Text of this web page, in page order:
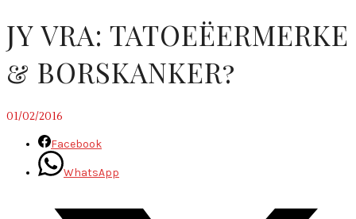
JY VRA: TATOEËERMERKE
& BORSKANKER?
01/02/2016
Facebook
WhatsApp